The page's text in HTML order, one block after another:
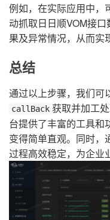
例如，在实际应用中，
动抓取日日顺VOM接
果及异常情况，从而实
总结
通过以上步骤，我们可
callBack 获取并加工
台提供了丰富的工具和
变得简单直观。同时，
过程高效稳定，为企业